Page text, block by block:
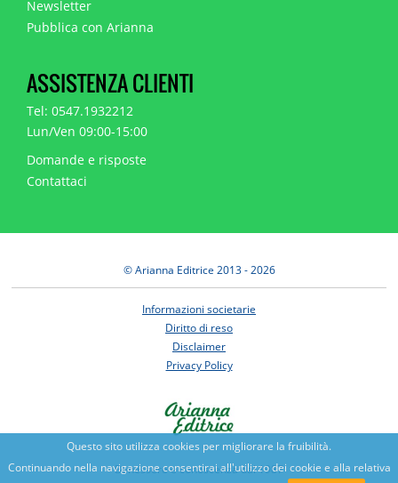
Questo sito utilizza cookies per migliorare la fruibilità.
Continuando nella navigazione consentirai all'utilizzo dei cookie e alla relativa
Newsletter
Pubblica con Arianna
ASSISTENZA CLIENTI
Tel: 0547.1932212
Lun/Ven 09:00-15:00
Domande e risposte
Contattaci
© Arianna Editrice 2013 - 2026
Informazioni societarie
Diritto di reso
Disclaimer
Privacy Policy
Benessere e conoscenza dal 1987